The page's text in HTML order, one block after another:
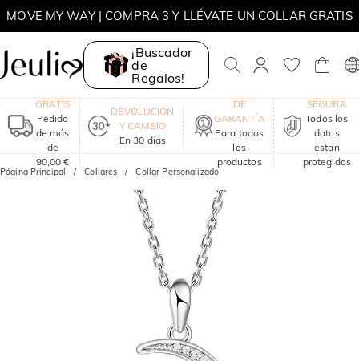
SUMMER
REBAJAS DE VERANO | 2ª UNIDAD 30 % DE DTO. | CÓDIGO:
SUMMER
MOVE MY WAY | COMPRA 3 Y LLÉVATE UN COLLAR GRATIS
¡Buscador
de
Regalos!
GRATIS
Pedido
de más
de
90,00 €
DEVOLUCIÓN
Y CAMBIO
En 30 días
DE
GARANTÍA
Para todos
los
productos
SEGURA
Todos los
datos
estan
protegidos
Página Principal Collares Collar Personalizado